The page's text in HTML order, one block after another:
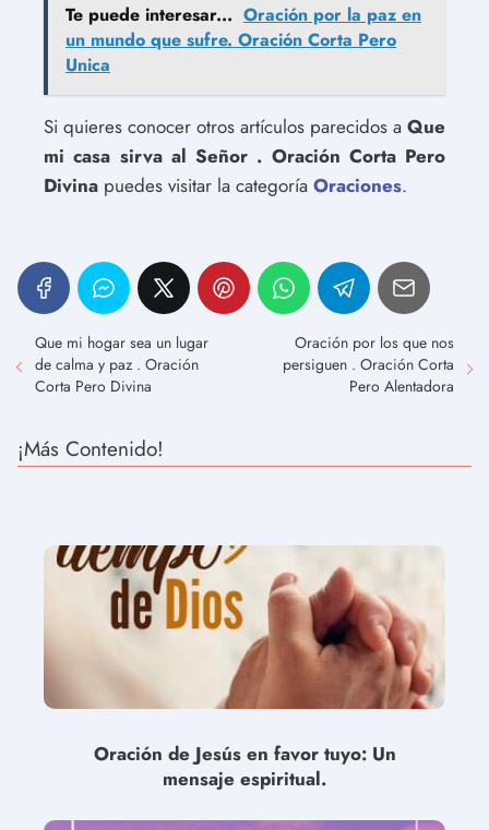
Te puede interesar... Oración por la paz en
un mundo que sufre. Oración Corta Pero
Unica
Si quieres conocer otros artículos parecidos a Que
mi casa sirva al Señor . Oración Corta Pero
Divina puedes visitar la categoría Oraciones.
Que mi hogar sea un lugar
de calma y paz . Oración
Corta Pero Divina
Oración por los que nos
persiguen . Oración Corta
Pero Alentadora
¡Más Contenido!
Oración de Jesús en favor tuyo: Un
mensaje espiritual.